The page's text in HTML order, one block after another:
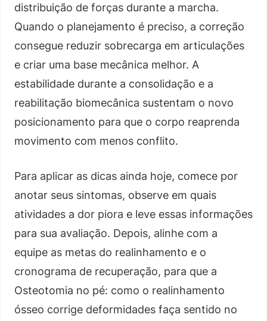
distribuição de forças durante a marcha.
Quando o planejamento é preciso, a correção
consegue reduzir sobrecarga em articulações
e criar uma base mecânica melhor. A
estabilidade durante a consolidação e a
reabilitação biomecânica sustentam o novo
posicionamento para que o corpo reaprenda
movimento com menos conflito.
Para aplicar as dicas ainda hoje, comece por
anotar seus sintomas, observe em quais
atividades a dor piora e leve essas informações
para sua avaliação. Depois, alinhe com a
equipe as metas do realinhamento e o
cronograma de recuperação, para que a
Osteotomia no pé: como o realinhamento
ósseo corrige deformidades faça sentido no